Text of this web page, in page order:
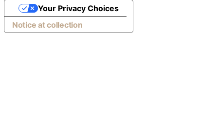
Notice at collection
Your Privacy Choices